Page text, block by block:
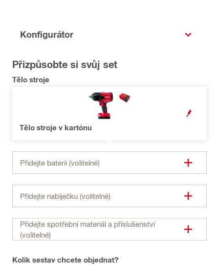
Konfigurátor
Přizpůsobte si svůj set
Tělo stroje
Tělo stroje v kartónu
OPEN MODAL
Přidejte baterii (volitelné)
Přidejte nabíječku (volitelné)
Přidejte spotřební materiál a příslušenství
(volitelné)
Kolik sestav chcete objednat?